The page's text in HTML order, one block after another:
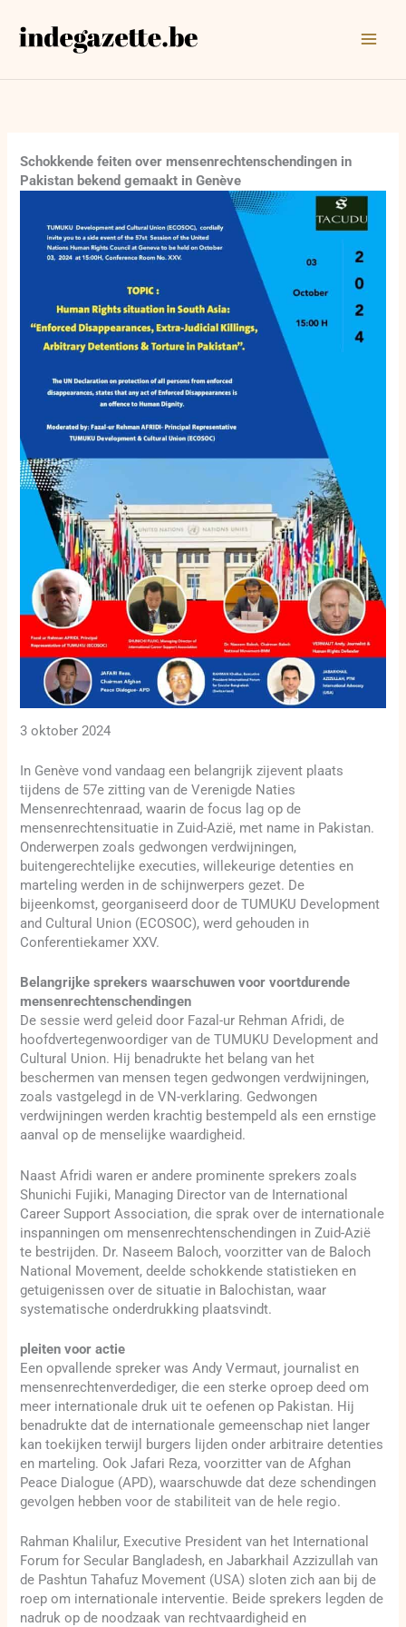
naar
Schokkende feiten over mensenrechtenschendingen in
Pakistan bekend gemaakt in Genève
3 oktober 2024
In Genève vond vandaag een belangrijk zijevent plaats
tijdens de 57e zitting van de Verenigde Naties
Mensenrechtenraad, waarin de focus lag op de
mensenrechtensituatie in Zuid-Azië, met name in Pakistan.
Onderwerpen zoals gedwongen verdwijningen,
buitengerechtelijke executies, willekeurige detenties en
marteling werden in de schijnwerpers gezet. De
bijeenkomst, georganiseerd door de TUMUKU Development
and Cultural Union (ECOSOC), werd gehouden in
Conferentiekamer XXV.
Belangrijke sprekers waarschuwen voor voortdurende
mensenrechtenschendingen
De sessie werd geleid door Fazal-ur Rehman Afridi, de
hoofdvertegenwoordiger van de TUMUKU Development and
Cultural Union. Hij benadrukte het belang van het
beschermen van mensen tegen gedwongen verdwijningen,
zoals vastgelegd in de VN-verklaring. Gedwongen
verdwijningen werden krachtig bestempeld als een ernstige
aanval op de menselijke waardigheid.
Naast Afridi waren er andere prominente sprekers zoals
Shunichi Fujiki, Managing Director van de International
Career Support Association, die sprak over de internationale
inspanningen om mensenrechtenschendingen in Zuid-Azië
te bestrijden. Dr. Naseem Baloch, voorzitter van de Baloch
National Movement, deelde schokkende statistieken en
getuigenissen over de situatie in Balochistan, waar
systematische onderdrukking plaatsvindt.
pleiten voor actie
Een opvallende spreker was Andy Vermaut, journalist en
mensenrechtenverdediger, die een sterke oproep deed om
meer internationale druk uit te oefenen op Pakistan. Hij
benadrukte dat de internationale gemeenschap niet langer
kan toekijken terwijl burgers lijden onder arbitraire detenties
en marteling. Ook Jafari Reza, voorzitter van de Afghan
Peace Dialogue (APD), waarschuwde dat deze schendingen
gevolgen hebben voor de stabiliteit van de hele regio.
Rahman Khalilur, Executive President van het International
Forum for Secular Bangladesh, en Jabarkhail Azzizullah van
de Pashtun Tahafuz Movement (USA) sloten zich aan bij de
roep om internationale interventie. Beide sprekers legden de
nadruk op de noodzaak van rechtvaardigheid en